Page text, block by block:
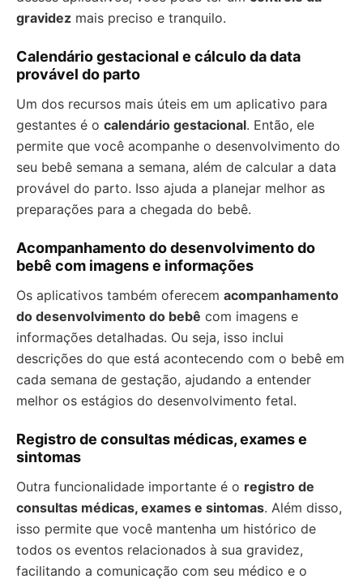
gravidez mais preciso e tranquilo.
Calendário gestacional e cálculo da data
provável do parto
Um dos recursos mais úteis em um aplicativo para
gestantes é o calendário gestacional. Então, ele
permite que você acompanhe o desenvolvimento do
seu bebê semana a semana, além de calcular a data
provável do parto. Isso ajuda a planejar melhor as
preparações para a chegada do bebê.
Acompanhamento do desenvolvimento do
bebê com imagens e informações
Os aplicativos também oferecem acompanhamento
do desenvolvimento do bebê com imagens e
informações detalhadas. Ou seja, isso inclui
descrições do que está acontecendo com o bebê em
cada semana de gestação, ajudando a entender
melhor os estágios do desenvolvimento fetal.
Registro de consultas médicas, exames e
sintomas
Outra funcionalidade importante é o registro de
consultas médicas, exames e sintomas. Além disso,
isso permite que você mantenha um histórico de
todos os eventos relacionados à sua gravidez,
facilitando a comunicação com seu médico e o